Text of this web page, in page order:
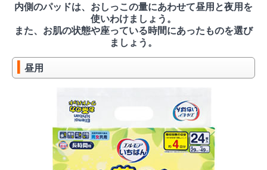
内側のパッドは、おしっこの量にあわせて昼用と夜用を
使いわけましょう。
また、お肌の状態や座っている時間にあったものを選び
ましょう。
昼用